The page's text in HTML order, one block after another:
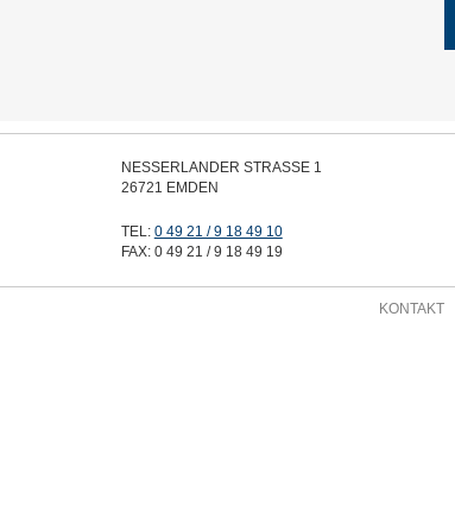
NESSERLANDER STRASSE 1
26721 EMDEN
TEL: 0 49 21 / 9 18 49 10
FAX:0 49 21 / 9 18 49 19
KONTAKT